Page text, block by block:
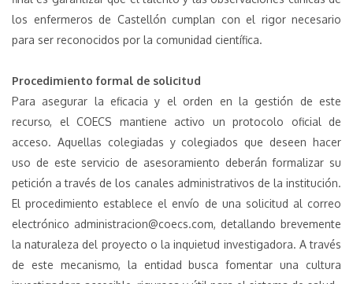
los enfermeros de Castellón cumplan con el rigor necesario
para ser reconocidos por la comunidad científica.
Procedimiento formal de solicitud
Para asegurar la eficacia y el orden en la gestión de este
recurso, el COECS mantiene activo un protocolo oficial de
acceso. Aquellas colegiadas y colegiados que deseen hacer
uso de este servicio de asesoramiento deberán formalizar su
petición a través de los canales administrativos de la institución.
El procedimiento establece el envío de una solicitud al correo
electrónico administracion@coecs.com, detallando brevemente
la naturaleza del proyecto o la inquietud investigadora. A través
de este mecanismo, la entidad busca fomentar una cultura